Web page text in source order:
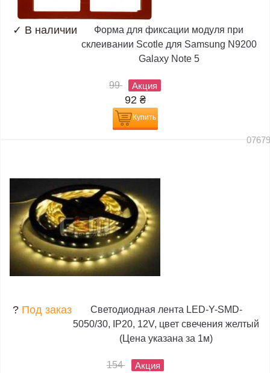
✓ В наличии
Форма для фиксации модуля при
склеивании Scotle для Samsung N9200
Galaxy Note 5
99 Акция
92 ₴
Купить
? Под заказ
Светодиодная лента LED-Y-SMD-
5050/30, IP20, 12V, цвет свечения желтый
(Цена указана за 1м)
154 Акция